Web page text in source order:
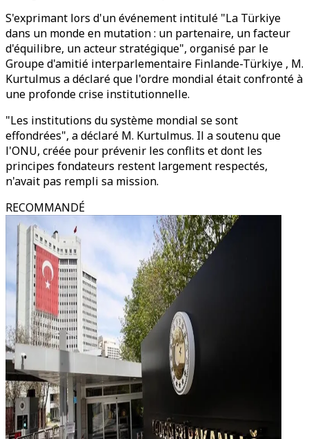
S'exprimant lors d'un événement intitulé "La Türkiye
dans un monde en mutation : un partenaire, un facteur
d'équilibre, un acteur stratégique", organisé par le
Groupe d'amitié interparlementaire Finlande-Türkiye , M.
Kurtulmus a déclaré que l'ordre mondial était confronté à
une profonde crise institutionnelle.
"Les institutions du système mondial se sont
effondrées", a déclaré M. Kurtulmus. Il a soutenu que
l'ONU, créée pour prévenir les conflits et dont les
principes fondateurs restent largement respectés,
n'avait pas rempli sa mission.
RECOMMANDÉ